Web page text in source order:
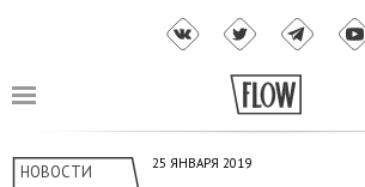
НОВОСТИ 25 ЯНВАРЯ 2019